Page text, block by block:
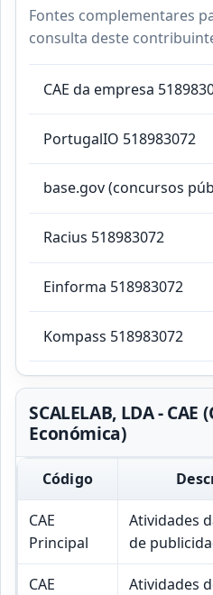
Fontes complementares
consulta deste
CAE da empresa
PortugalIO 518983072
base.gov (concursos
Racius 518983072
Einforma 518983072
Kompass 518983072
SCALELAB, LDA -
Económica)
Código
CAE
Principal
Atividades
de
CAE
Atividades